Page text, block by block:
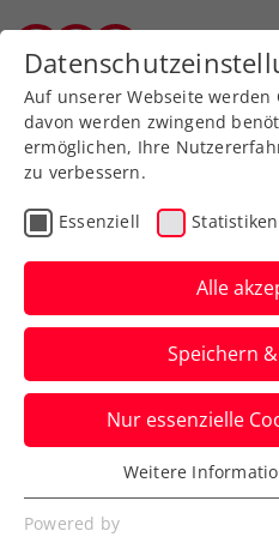
Zurück zur
Turniere
Generali
Letzte
Wildcard an
Indes zieht
Ruud seinen Start
Tirol überraschend
Verfasst von:
Auf unserer Webseite werden
davon werden zwingend
ermöglichen, Ihre
zu verbessern.
Essenziell Statistiken
Alle
Speichern
Nur essenzielle
Essenziell
Essenzielle Cookies werden
Weitere
Powered by